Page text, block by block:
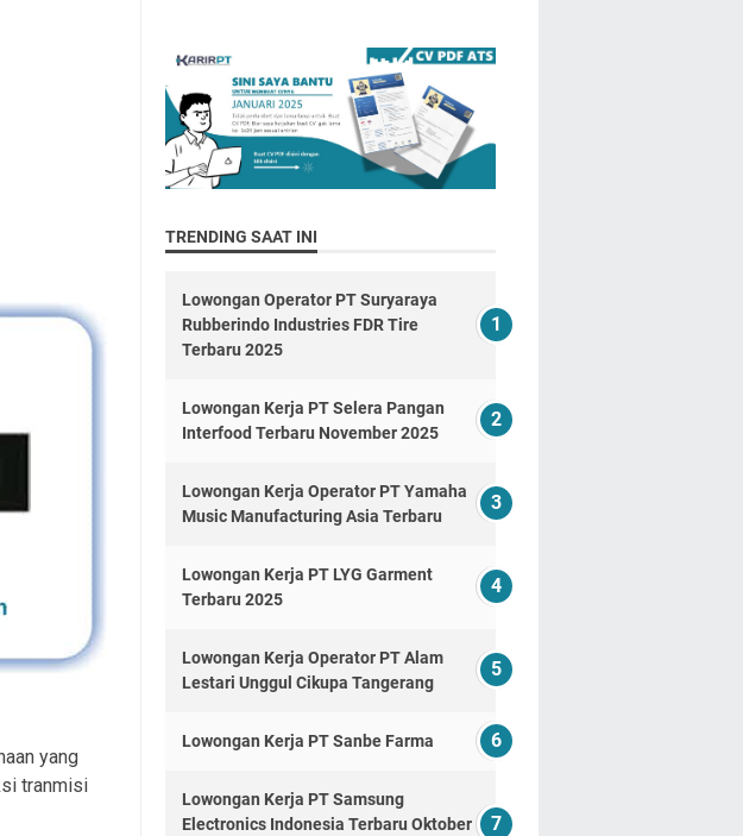
yang
tranmisi
TRENDING SAAT INI
Lowongan Operator PT Suryaraya
Rubberindo Industries FDR Tire
Terbaru 2025
Lowongan Kerja PT Selera Pangan
Interfood Terbaru November 2025
Lowongan Kerja Operator PT Yamaha
Music Manufacturing Asia Terbaru
Lowongan Kerja PT LYG Garment
Terbaru 2025
Lowongan Kerja Operator PT Alam
Lestari Unggul Cikupa Tangerang
Lowongan Kerja PT Sanbe Farma
Lowongan Kerja PT Samsung
Electronics Indonesia Terbaru Oktober